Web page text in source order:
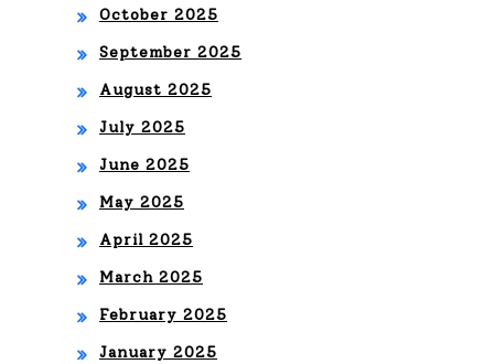
PE
RIE
NCI
AR
TIC
October 2025
September 2025
August 2025
July 2025
June 2025
May 2025
April 2025
March 2025
February 2025
January 2025